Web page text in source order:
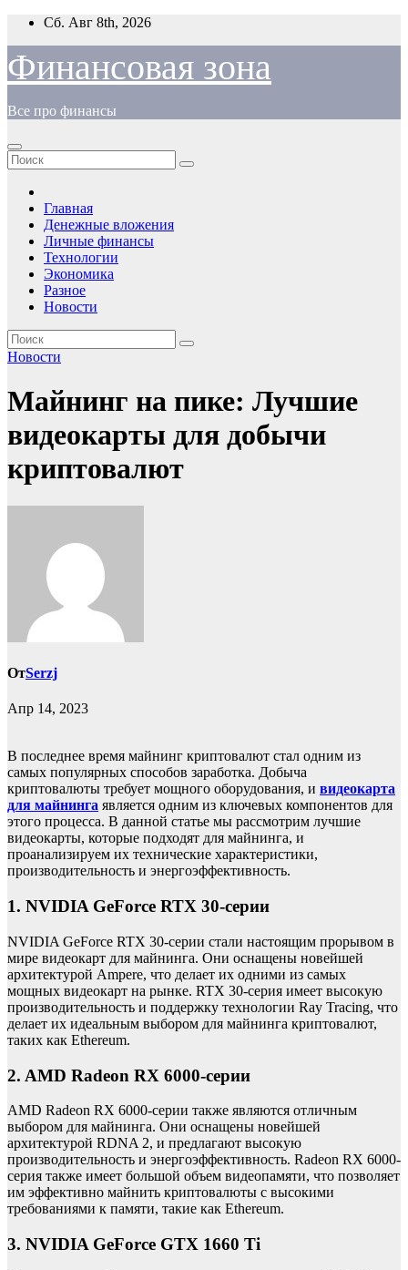
Перейти
содержимому
Сб. Авг 8th, 2026
Финансовая зона
Все про финансы
Главная
Денежные вложения
Личные финансы
Технологии
Экономика
Разное
Новости
Новости
Майнинг на пике: Лучшие
видеокарты для добычи
криптовалют
ОтSerzj
Апр 14, 2023
В последнее время майнинг криптовалют стал одним из
самых популярных способов заработка. Добыча
криптовалюты требует мощного оборудования, и видеокарта
для майнинга является одним из ключевых компонентов для
этого процесса. В данной статье мы рассмотрим лучшие
видеокарты, которые подходят для майнинга, и
проанализируем их технические характеристики,
производительность и энергоэффективность.
1. NVIDIA GeForce RTX 30-серии
NVIDIA GeForce RTX 30-серии стали настоящим прорывом в
мире видеокарт для майнинга. Они оснащены новейшей
архитектурой Ampere, что делает их одними из самых
мощных видеокарт на рынке. RTX 30-серия имеет высокую
производительность и поддержку технологии Ray Tracing, что
делает их идеальным выбором для майнинга криптовалют,
таких как Ethereum.
2. AMD Radeon RX 6000-серии
AMD Radeon RX 6000-серии также являются отличным
выбором для майнинга. Они оснащены новейшей
архитектурой RDNA 2, и предлагают высокую
производительность и энергоэффективность. Radeon RX 6000-
серия также имеет большой объем видеопамяти, что позволяет
им эффективно майнить криптовалюты с высокими
требованиями к памяти, такие как Ethereum.
3. NVIDIA GeForce GTX 1660 Ti